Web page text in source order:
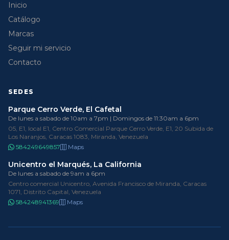
Inicio
Catálogo
Marcas
Seguir mi servicio
Contacto
SEDES
Parque Cerro Verde, El Cafetal
De lunes a sabado de 10am a 7pm | Domingos de 11:30am a 6pm
05, E1, local E1, Centro Comercial Parque Cerro Verde, E1, 20 Subida de
Los Naranjos, Caracas 1083, Miranda, Venezuela
584249649857
Maps
Unicentro el Marqués, La California
De lunes a sabado de 9am a 6pm
Centro comercial Unicentro, Avenida Francisco de Miranda, Caracas
1071, Distrito Capital, Venezuela
584248941369
Maps